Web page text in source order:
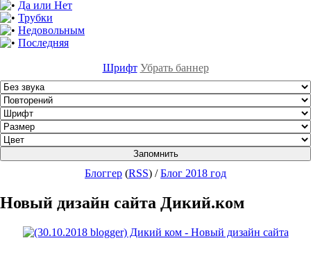
Да или Нет
Трубки
Недовольным
Последняя
Шрифт Убрать баннер
Блоггер (RSS) /Блог 2018 год
Новый дизайн сайта Дикий.ком